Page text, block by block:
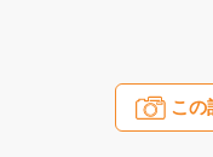
この